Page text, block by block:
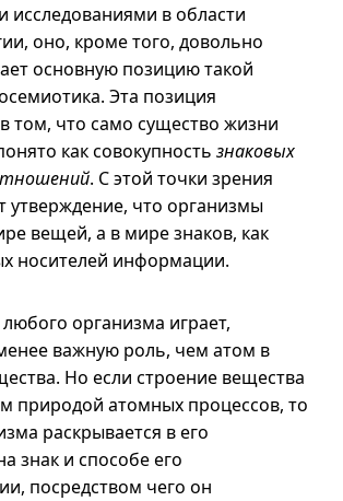
в области
оно, кроме того, довольно
основную позицию такой
Эта позиция
том, что само существо жизни
как совокупность знаковых
. С этой точки зрения
утверждение, что организмы
вещей, а в мире знаков, как
носителей информации.
организма играет,
важную роль, чем атом в
Но если строение вещества
природой атомных процессов, то
раскрывается в его
знак и способе его
посредством чего он